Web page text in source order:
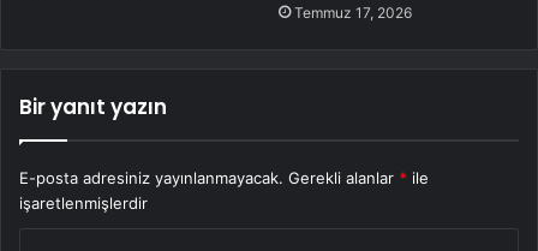
Temmuz 17, 2026
Bir yanıt yazın
E-posta adresiniz yayınlanmayacak. Gerekli alanlar * ile
işaretlenmişlerdir